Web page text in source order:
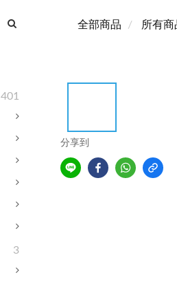
401
3
全部商品 所有商
分享到